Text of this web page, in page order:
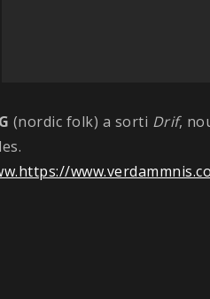
(nordic folk) a sorti Drif,